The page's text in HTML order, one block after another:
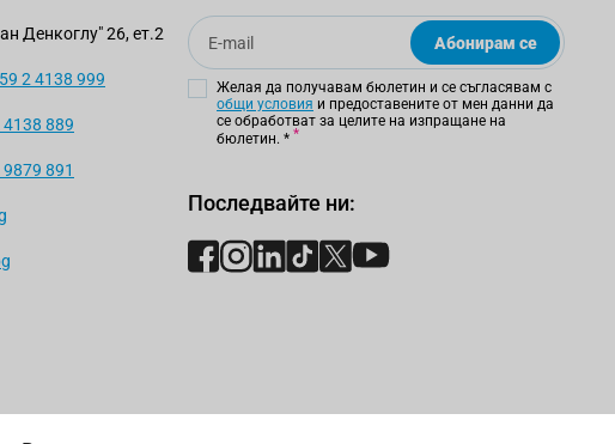
Денкоглу" 26, ет.2
2 4138 999
4138 889
891
Email
Абонирам се
Желая да получавам бюлетин и се съгласявам с
общи условия и предоставените от мен данни да
се обработват за целите на изпращане на
бюлетин. *
Последвайте ни: